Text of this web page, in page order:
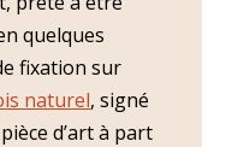
quelques
fixation sur
naturel, signé
d’art à part